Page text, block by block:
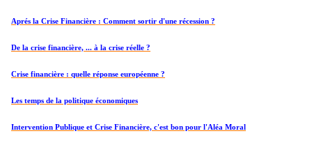
Aprés la Crise Financière : Comment sortir d'une récession ?
De la crise financière, ... à la crise réelle ?
Crise financière : quelle réponse européenne ?
Les temps de la politique économiques
Intervention Publique et Crise Financière, c'est bon pour l'Aléa Moral